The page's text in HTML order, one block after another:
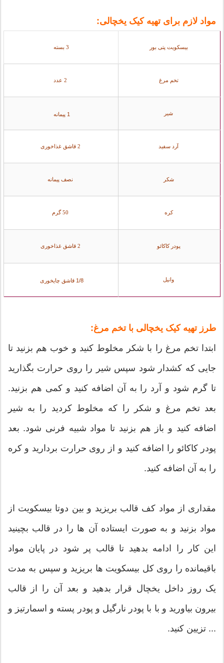
مواد لازم برای تهیه کیک یخچالی:
بیسکویت پتی بور 3 بسته
تخم مرغ
شیر 1 پیمانه
آرد سفید
شکر نصف پیمانه
کره
پودر کاکائو
وانیل 1/8 قاشق چایخوری
طرز تهیه کیک یخچالی با تخم مرغ:
ابتدا تخم مرغ را با شکر مخلوط کنید و خوب هم بزنید تا
جایی که کشدار شود سپس شیر را روی حرارت بگذارید
تا گرم شود و آرد را به آن اضافه کنید و کمی هم بزنید.
بعد تخم مرغ و شکر را که مخلوط کردید را به شیر
اضافه کنید و باز هم بزنید تا مواد شبیه فرنی شود. بعد
پودر کاکائو را اضافه کنید و از روی حرارت بردارید و کره
را به آن اضافه کنید.
مقداری از مواد کف قالب بریزید و بین دوتا بیسکویت از
مواد بزنید و به صورت ایستاده آن ها را در قالب بچینید
این کار را ادامه بدهید تا قالب پر شود در پایان مواد
باقیمانده را روی کل بیسکویت ها بریزید و سپس به مدت
یک روز داخل یخچال قرار بدهید و بعد آن را از قالب
بیرون بیاورید و با با پودر نارگیل و پودر پسته و اسمارتیز و
... تزیین کنید.